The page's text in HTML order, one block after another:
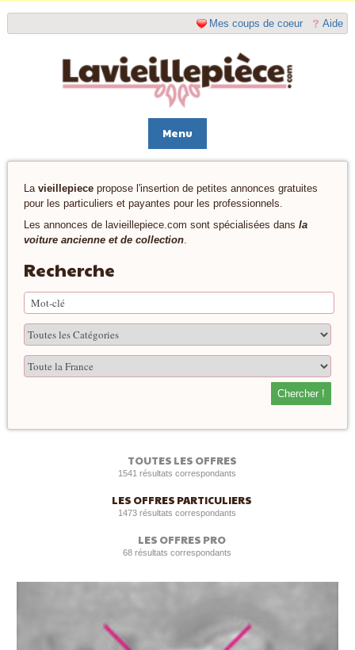
Aide
Mes coups de coeur
Menu
La vieillepiecepropose l'insertion de petites annonces gratuites
pour les particuliers et payantes pour les professionnels.
Les annonces de lavieillepiece.com sont spécialisées dans la
voiture ancienne et de collection.
Recherche
Chercher !
TOUTES LES OFFRES
1541 résultats correspondants
LES OFFRES PARTICULIERS
1473 résultats correspondants
LES OFFRES PRO
68 résultats correspondants